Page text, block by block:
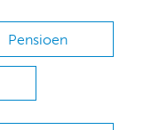
Pensioen